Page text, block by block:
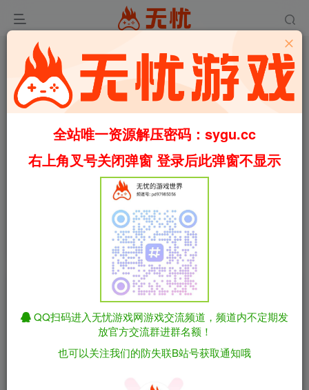
00:00/02:33 speed
恶魔城：暗影之王2/Castlevania：Lords of
Shadow 2 终极版 包含全DLC 集成汉化（汉化）
免费资源
恶魔城：暗影之王2/Castlevania：Lords of
全站唯一资源解压密码：sygu.cc
右上角叉号关闭弹窗 登录后此弹窗不显示
QQ扫码进入无忧游戏网游戏交流频道，频道内不定期发
放官方交流群进群名额！
也可以关注我们的防失联B站号获取通知哦